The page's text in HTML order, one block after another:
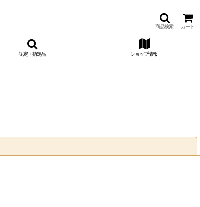
商品検索 カート
認定・指定品 ショップ情報